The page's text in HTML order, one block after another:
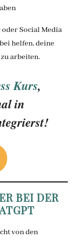
Social Media
helfen, deine
arbeiten.
Kurs,
in
BEI DER N
von den